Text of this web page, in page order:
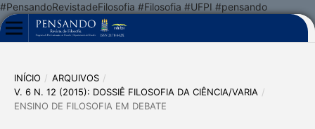
#PensandoRevistadeFilosofia #Filosofia #UFPI #pensando
INÍCIO / ARQUIVOS /
V. 6 N. 12 (2015): DOSSIÊ FILOSOFIA DA CIÊNCIA/VARIA /
ENSINO DE FILOSOFIA EM DEBATE